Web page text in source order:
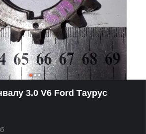
3.0 V6 Ford Таурус